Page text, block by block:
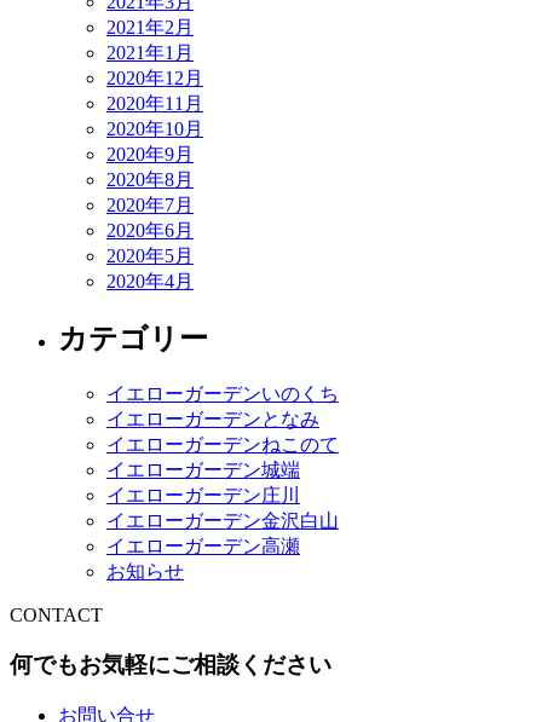
2021年2月
2021年1月
2020年12月
2020年11月
2020年10月
2020年9月
2020年8月
2020年7月
2020年6月
2020年5月
2020年4月
カテゴリー
イエローガーデンいのくち
イエローガーデンとなみ
イエローガーデンねこのて
イエローガーデン城端
イエローガーデン庄川
イエローガーデン金沢白山
イエローガーデン高瀬
お知らせ
CONTACT
何でもお気軽にご相談ください
お問い合せ